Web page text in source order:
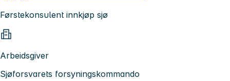
Førstekonsulent innkjøp sjø
Arbeidsgiver
Sjøforsvarets forsyningskommando